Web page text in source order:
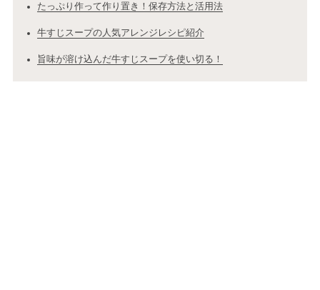
たっぷり作って作り置き！保存方法と活用法
牛すじスープの人気アレンジレシピ紹介
旨味が溶け込んだ牛すじスープを使い切る！